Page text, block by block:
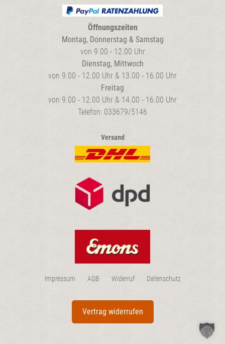
Öffnungszeiten
Montag, Donnerstag & Samstag
von 9.00 - 12.00 Uhr
Dienstag, Mittwoch
von 9.00 - 12.00 Uhr & 13.00 - 16.00 Uhr
Freitag
von 9.00 - 12.00 Uhr & 14.00 - 16.00 Uhr
Telefon: 033679/5146
Versand
Impressum AGB Widerruf Datenschutz
Vertrag widerrufen